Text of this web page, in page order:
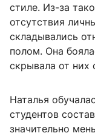
стиле. Из-за
отсутствия
складывались
полом. Она
скрывала от
Наталья
студентов
значительно